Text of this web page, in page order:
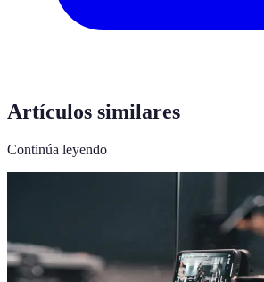
Artículos similares
Continúa leyendo